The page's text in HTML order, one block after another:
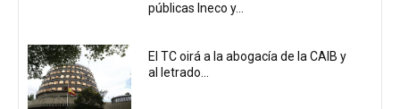
públicas Ineco y...
El TC oirá a la abogacía de la CAIB y
al letrado...